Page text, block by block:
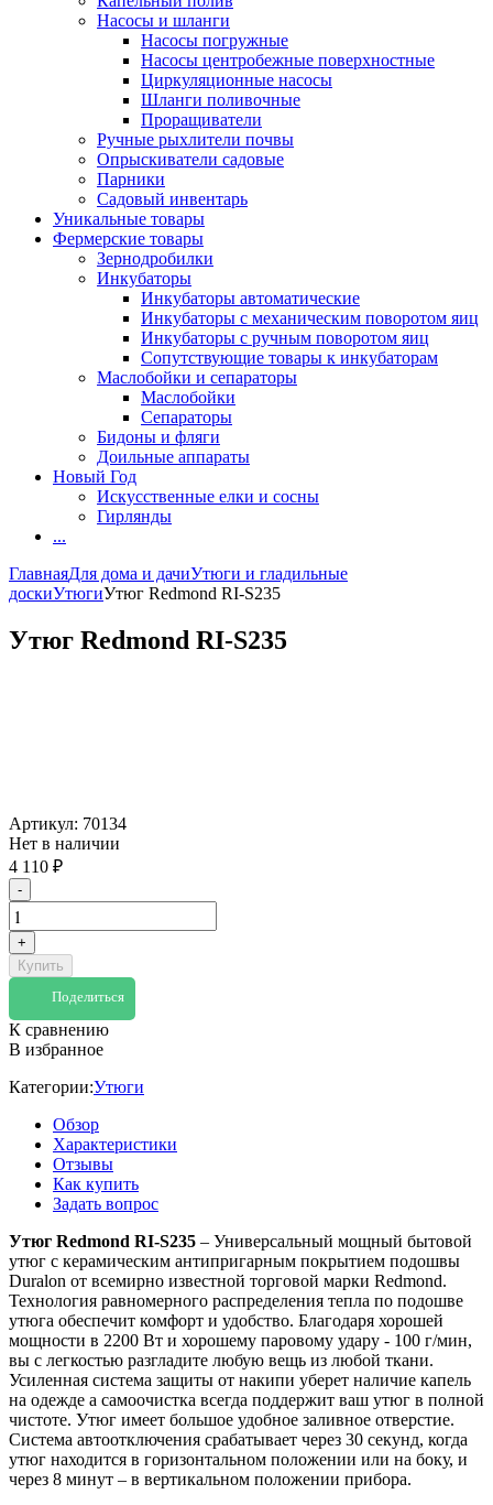
Насосы и шланги
Насосы погружные
Насосы центробежные поверхностные
Циркуляционные насосы
Шланги поливочные
Проращиватели
Ручные рыхлители почвы
Опрыскиватели садовые
Парники
Садовый инвентарь
Уникальные товары
Фермерские товары
Зернодробилки
Инкубаторы
Инкубаторы автоматические
Инкубаторы с механическим поворотом яиц
Инкубаторы с ручным поворотом яиц
Сопутствующие товары к инкубаторам
Маслобойки и сепараторы
Маслобойки
Сепараторы
Бидоны и фляги
Доильные аппараты
Новый Год
Искусственные елки и сосны
Гирлянды
...
ГлавнаяДля дома и дачиУтюги и гладильные
доскиУтюгиУтюг Redmond RI-S235
Утюг Redmond RI-S235
Артикул: 70134
Нет в наличии
4 110 ₽
-
+
Купить
Поделиться
К сравнению
В избранное
Категории:Утюги
Обзор
Характеристики
Отзывы
Как купить
Задать вопрос
Утюг Redmond RI-S235 – Универсальный мощный бытовой
утюг с керамическим антипригарным покрытием подошвы
Duralon от всемирно известной торговой марки Redmond.
Технология равномерного распределения тепла по подошве
утюга обеспечит комфорт и удобство. Благодаря хорошей
мощности в 2200 Вт и хорошему паровому удару - 100 г/мин,
вы с легкостью разгладите любую вещь из любой ткани.
Усиленная система защиты от накипи уберет наличие капель
на одежде а самоочистка всегда поддержит ваш утюг в полной
чистоте. Утюг имеет большое удобное заливное отверстие.
Система автоотключения срабатывает через 30 секунд, когда
утюг находится в горизонтальном положении или на боку, и
через 8 минут – в вертикальном положении прибора.